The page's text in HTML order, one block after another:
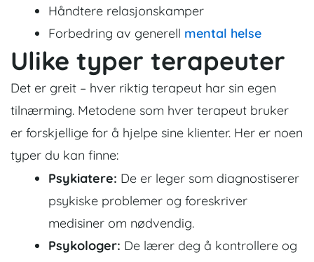
Håndtere relasjonskamper
Forbedring av generell mental helse
Ulike typer terapeuter
Det er greit – hver riktig terapeut har sin egen
tilnærming. Metodene som hver terapeut bruker
er forskjellige for å hjelpe sine klienter. Her er noen
typer du kan finne:
Psykiatere: De er leger som diagnostiserer
psykiske problemer og foreskriver
medisiner om nødvendig.
Psykologer: De lærer deg å kontrollere og